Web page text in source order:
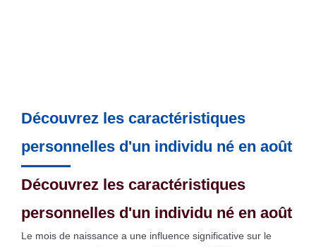
Découvrez les caractéristiques
personnelles d'un individu né en août
Découvrez les caractéristiques
personnelles d'un individu né en août
Le mois de naissance a une influence significative sur le